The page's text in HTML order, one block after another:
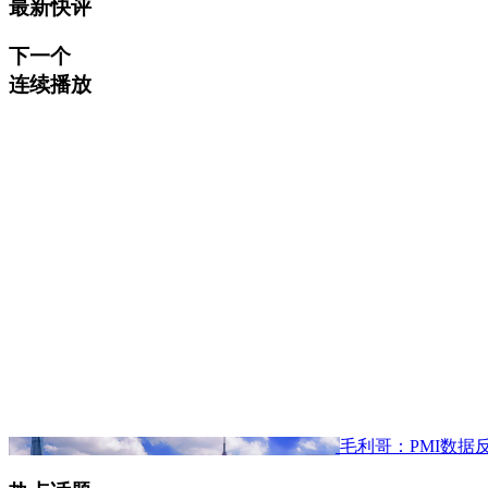
最新快评
下一个
连续播放
毛利哥：PMI数据